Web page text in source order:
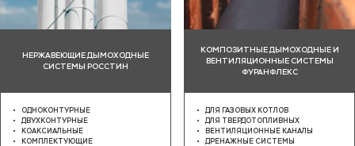
НЕРЖАВЕЮЩИЕ ДЫМОХОДНЫЕ
СИСТЕМЫ РОССТИН
ОДНОКОНТУРНЫЕ
ДВУХКОНТУРНЫЕ
КОАКСИАЛЬНЫЕ
КОМПЛЕКТУЮЩИЕ
КОМПОЗИТНЫЕ ДЫМОХОДНЫЕ И
ВЕНТИЛЯЦИОННЫЕ СИСТЕМЫ
ФУРАНФЛЕКС
ДЛЯ ГАЗОВЫХ КОТЛОВ
ДЛЯ ТВЕРДОТОПЛИВНЫХ
ВЕНТИЛЯЦИОННЫЕ КАНАЛЫ
ДРЕНАЖНЫЕ СИСТЕМЫ